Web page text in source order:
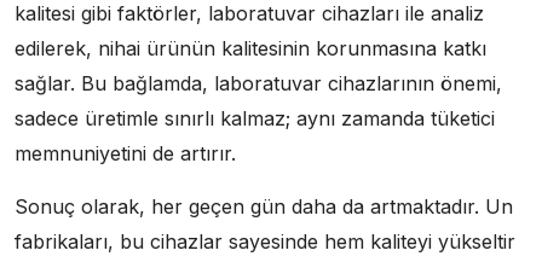
kalitesi gibi faktörler, laboratuvar cihazları ile analiz
edilerek, nihai ürünün kalitesinin korunmasına katkı
sağlar. Bu bağlamda, laboratuvar cihazlarının önemi,
sadece üretimle sınırlı kalmaz; aynı zamanda tüketici
memnuniyetini de artırır.
Sonuç olarak, her geçen gün daha da artmaktadır. Un
fabrikaları, bu cihazlar sayesinde hem kaliteyi yükseltir